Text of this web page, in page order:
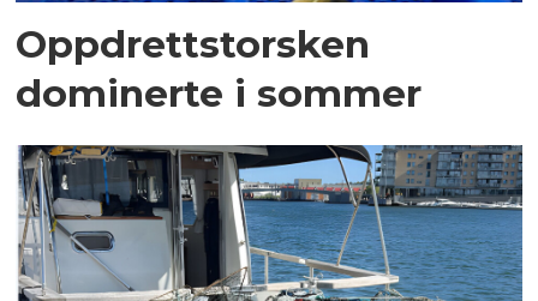
Oppdrettstorsken
dominerte i sommer